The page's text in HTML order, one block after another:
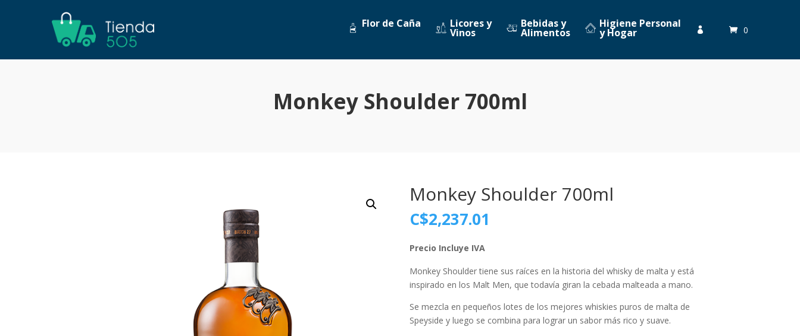
Flor de Caña Licores y
Vinos
Bebidas y
Alimentos
Higiene Personal
y Hogar  0
Monkey Shoulder 700ml
Monkey Shoulder 700ml
C$2,237.01
Precio Incluye IVA
Monkey Shoulder tiene sus raíces en la historia del whisky de malta y está
inspirado en los Malt Men, que todavía giran la cebada malteada a mano.
Se mezcla en pequeños lotes de los mejores whiskies puros de malta de
Speyside y luego se combina para lograr un sabor más rico y suave.